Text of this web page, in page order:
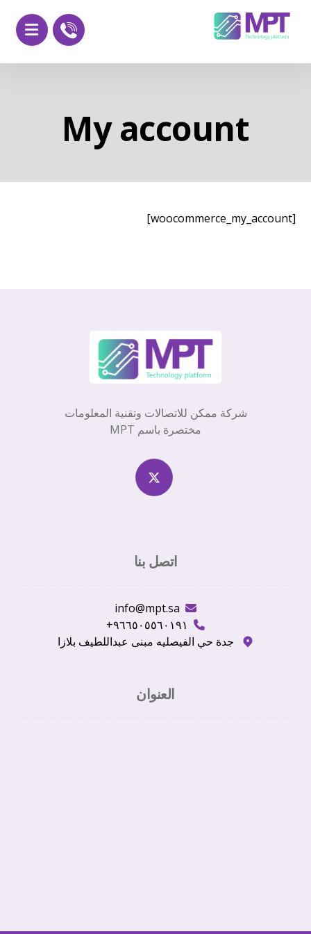
My account
[woocommerce_my_account]
شركة ممكن للاتصالات وتقنية المعلومات
مختصرة باسم MPT
اتصل بنا
info@mpt.sa
٩٦٦٥٠٥٥٦٠١٩١+
جدة حي الفيصليه مبنى عبداللطيف بلازا
العنوان